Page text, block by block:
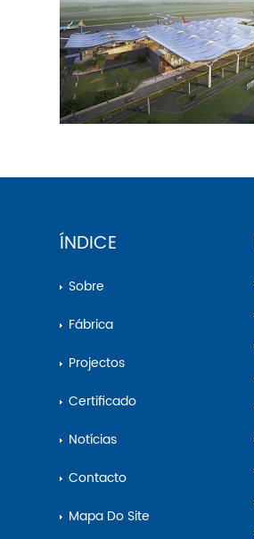
ÍNDICE
Sobre
Fábrica
Projectos
Certificado
Notícias
Contacto
Mapa Do Site